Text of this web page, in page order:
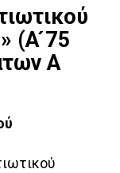
(Α ́75
Α